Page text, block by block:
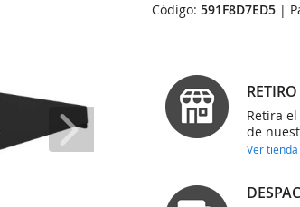
Código:591F8D7ED5 |
Retira
de
Ver tienda